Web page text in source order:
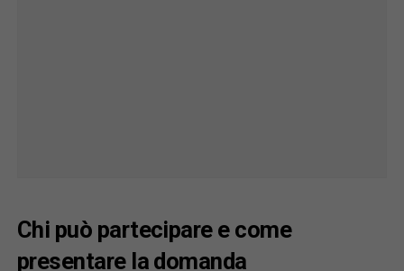
Chi può partecipare e come
presentare la domanda